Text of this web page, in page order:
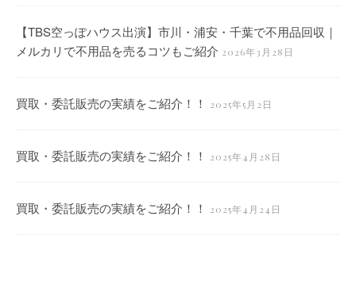
【TBS空っぽハウス出演】市川・浦安・千葉で不用品回収｜
メルカリで不用品を売るコツもご紹介 2026年3月28日
買取・委託販売の実績をご紹介！！ 2025年5月2日
買取・委託販売の実績をご紹介！！ 2025年4月28日
買取・委託販売の実績をご紹介！！ 2025年4月24日